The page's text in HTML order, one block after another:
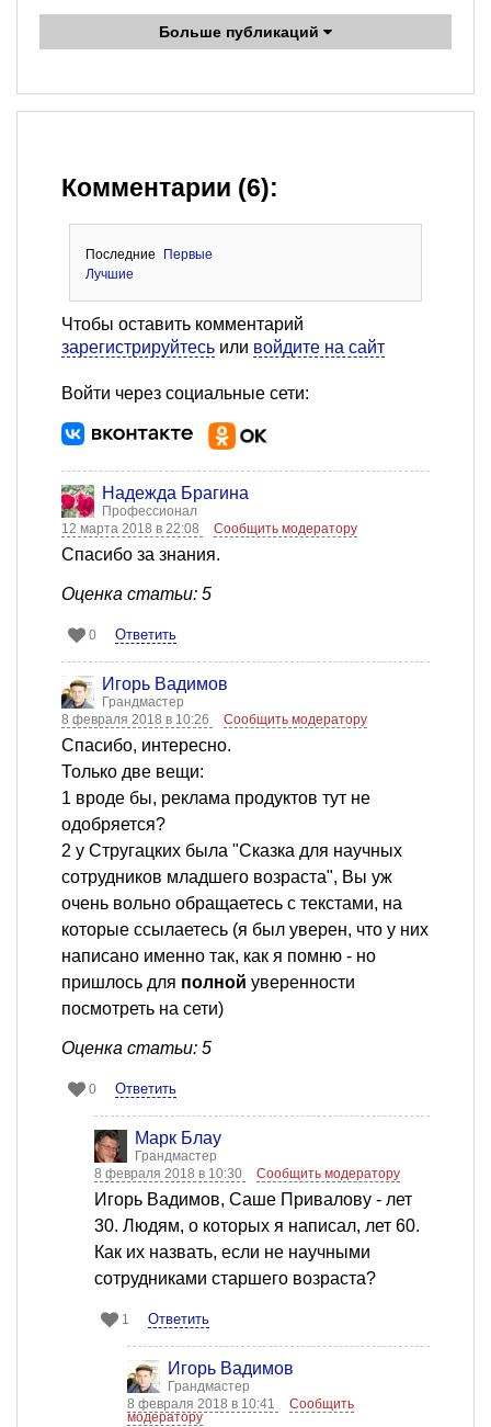
Больше публикаций
Комментарии (6):
Последние
Первые
Лучшие
Чтобы оставить комментарий
зарегистрируйтесь или войдите на сайт
Войти через социальные сети:
Надежда Брагина
Профессионал
12 марта 2018 в 22:08
Сообщить модератору
Спасибо за знания.
Оценка статьи: 5
0 Ответить
Игорь Вадимов
Грандмастер
8 февраля 2018 в 10:26
Сообщить модератору
Спасибо, интересно.
Только две вещи:
1 вроде бы, реклама продуктов тут не
одобряется?
2 у Стругацких была "Сказка для научных
сотрудников младшего возраста", Вы уж
очень вольно обращаетесь с текстами, на
которые ссылаетесь (я был уверен, что у них
написано именно так, как я помню - но
пришлось для полной уверенности
посмотреть на сети)
Оценка статьи: 5
0 Ответить
Марк Блау
Грандмастер
8 февраля 2018 в 10:30
Сообщить модератору
Игорь Вадимов, Саше Привалову - лет
30. Людям, о которых я написал, лет 60.
Как их назвать, если не научными
сотрудниками старшего возраста?
1 Ответить
Игорь Вадимов
Грандмастер
8 февраля 2018 в 10:41
Сообщить
модератору